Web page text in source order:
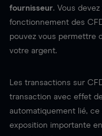
fournisseur. Vous
fonctionnement des
pouvez vous permettre
votre argent.
Les transactions sur
transaction avec effet
automatiquement lié, ce
exposition importante